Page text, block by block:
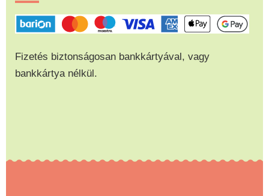
Fizetés biztonságosan bankkártyával, vagy
bankkártya nélkül.